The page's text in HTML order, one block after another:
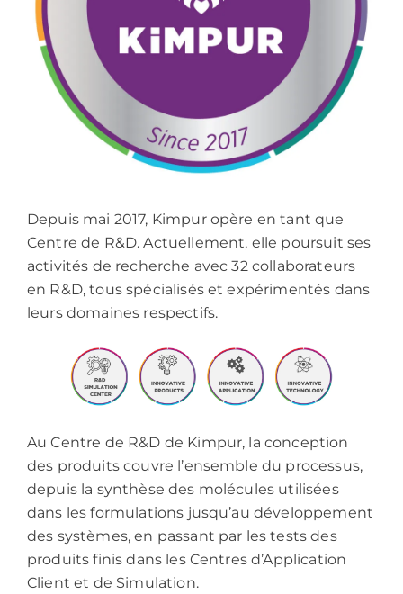
Depuis mai 2017, Kimpur opère en tant que
Centre de R&D. Actuellement, elle poursuit ses
activités de recherche avec 32 collaborateurs
en R&D, tous spécialisés et expérimentés dans
leurs domaines respectifs.
Au Centre de R&D de Kimpur, la conception
des produits couvre l’ensemble du processus,
depuis la synthèse des molécules utilisées
dans les formulations jusqu’au développement
des systèmes, en passant par les tests des
produits finis dans les Centres d’Application
Client et de Simulation.